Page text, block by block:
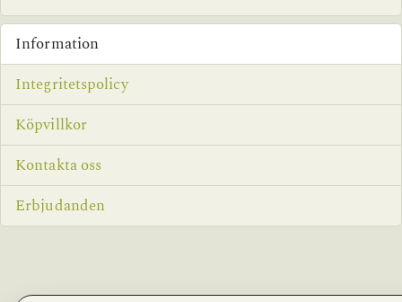
Information
Integritetspolicy
Köpvillkor
Kontakta oss
Erbjudanden